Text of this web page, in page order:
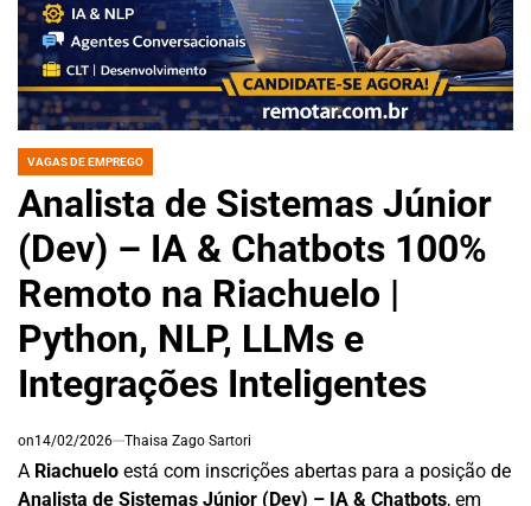
POSTED
VAGAS DE EMPREGO
Analista de Sistemas Júnior
(Dev) – IA & Chatbots 100%
Remoto na Riachuelo |
Python, NLP, LLMs e
Integrações Inteligentes
on14/02/2026 Thaisa Zago Sartori
A Riachuelo está com inscrições abertas para a posição de
Analista de Sistemas Júnior (Dev) – IA & Chatbots, em